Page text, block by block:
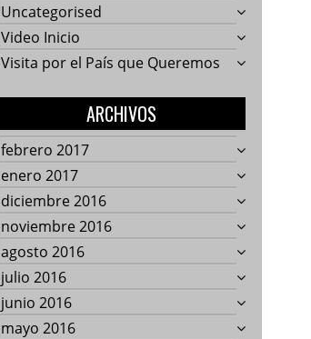
Uncategorised
Video Inicio
Visita por el País que Queremos
ARCHIVOS
febrero 2017
enero 2017
diciembre 2016
noviembre 2016
agosto 2016
julio 2016
junio 2016
mayo 2016